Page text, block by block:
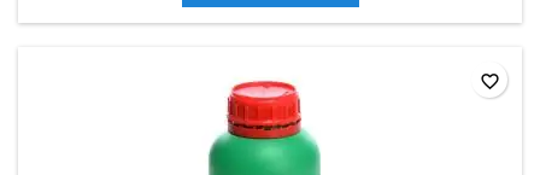
favorite_border